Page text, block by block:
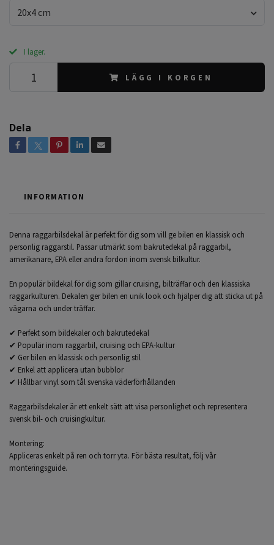
20x4 cm
I lager.
LÄGG I KORGEN
Dela
INFORMATION
Denna raggarbilsdekal är perfekt för dig som vill ge bilen en klassisk och
personlig raggarstil. Passar utmärkt som bakrutedekal på raggarbil,
amerikanare, EPA eller andra fordon inom svensk bilkultur.
En populär bildekal för dig som gillar cruising, bilträffar och den klassiska
raggarkulturen. Dekalen ger bilen en unik look och hjälper dig att sticka ut på
vägarna och under träffar.
✔ Perfekt som bildekaler och bakrutedekal
✔ Populär inom raggarbil, cruising och EPA-kultur
✔ Ger bilen en klassisk och personlig stil
✔ Enkel att applicera utan bubblor
✔ Hållbar vinyl som tål svenska väderförhållanden
Raggarbilsdekaler är ett enkelt sätt att visa personlighet och representera
svensk bil- och cruisingkultur.
Montering:
Appliceras enkelt på ren och torr yta. För bästa resultat, följ vår
monteringsguide.